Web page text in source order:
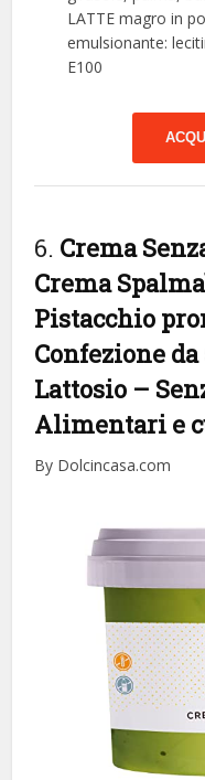
LATTE magro in
emulsionante:
E100
6. Crema
Crema
Pistacchio
Confezione da
Lattosio –
Alimentari e
By Dolcincasa.com